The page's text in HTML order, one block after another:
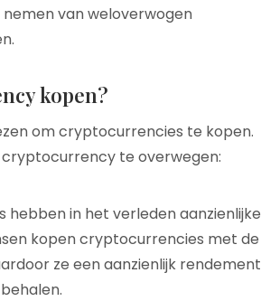
van weloverwogen
kopen?
om cryptocurrencies te kopen.
cryptocurrency te overwegen:
in het verleden aanzienlijke
kopen cryptocurrencies met de
ze een aanzienlijk rendement